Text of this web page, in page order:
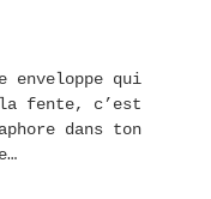
enveloppe qui
fente, c’est
dans ton